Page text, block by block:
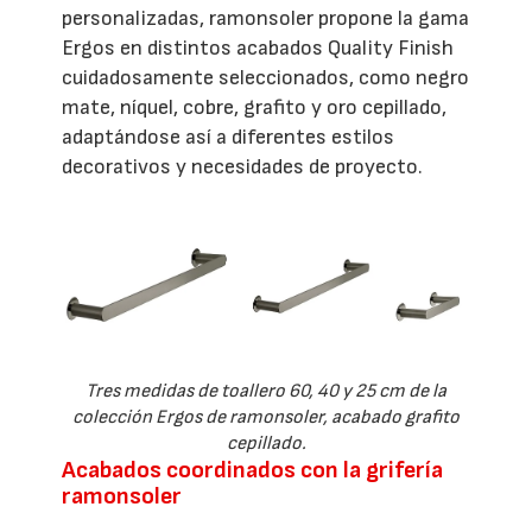
personalizadas, ramonsoler propone la gama
Ergos en distintos acabados Quality Finish
cuidadosamente seleccionados, como negro
mate, níquel, cobre, grafito y oro cepillado,
adaptándose así a diferentes estilos
decorativos y necesidades de proyecto.
Tres medidas de toallero 60, 40 y 25 cm de la
colección Ergos de ramonsoler, acabado grafito
cepillado.
Acabados coordinados con la grifería
ramonsoler